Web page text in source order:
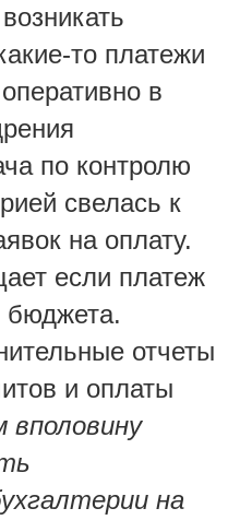
то платежи
в
по контролю
свелась к
на оплату.
если платеж
бюджета.
отчеты
и оплаты
вполовину
на